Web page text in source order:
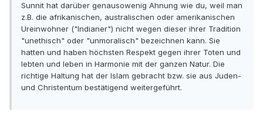
Sunnit hat darüber genausowenig Ahnung wie du, weil man
z.B. die afrikanischen, australischen oder amerikanischen
Ureinwohner ("Indianer") nicht wegen dieser ihrer Tradition
"unethisch" oder "unmoralisch" bezeichnen kann. Sie
hatten und haben höchsten Respekt gegen ihrer Toten und
lebten und leben in Harmonie mit der ganzen Natur. Die
richtige Haltung hat der Islam gebracht bzw. sie aus Juden-
und Christentum bestätigend weitergeführt.